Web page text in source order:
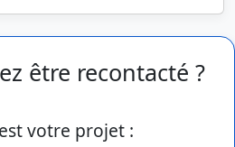
être recontacté ?
votre projet :